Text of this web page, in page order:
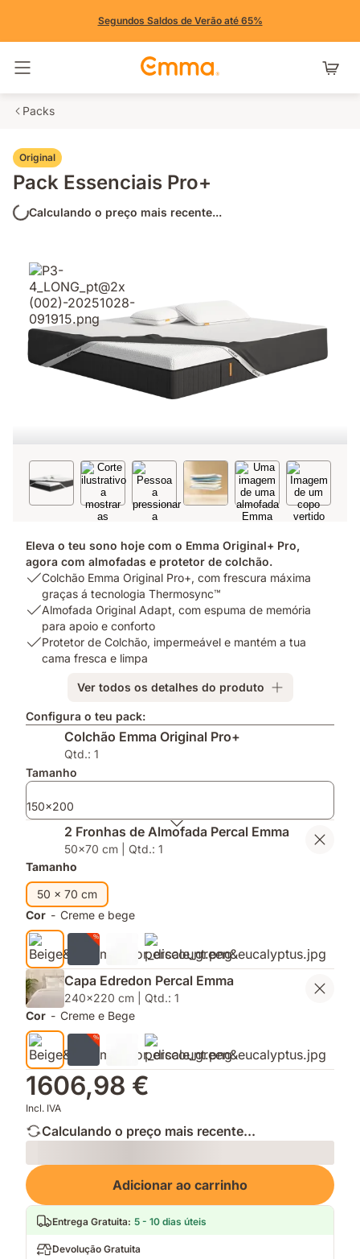
Segundos Saldos de Verão até 65%
Packs
Original
Pack Essenciais Pro+
Calculando o preço mais recente...
Eleva o teu sono hoje com o Emma Original+ Pro,
agora com almofadas e protetor de colchão.
USP
Colchão
Emma
Original
Pro+,
graças
tecnologia
Thermosync™
Colchão Emma Original Pro+, com frescura máxima
graças á tecnologia Thermosync™
USP
Almofada
Original
de
memória
apoio
e
conforto
Almofada Original Adapt, com espuma de memória
para apoio e conforto
USP
impermeável
mantém
a
tua
cama
fresca
Protetor de Colchão, impermeável e mantém a tua
cama fresca e limpa
Ver todos os detalhes do produto
Configura o teu pack:
Colchão Emma Original Pro+
Qtd.: 1
Tamanho
150x200
2 Fronhas de Almofada Percal Emma
50x70 cm | Qtd.: 1
Tamanho
50 x 70 cm
Cor - Creme e bege
Capa Edredon Percal Emma
240x220 cm | Qtd.: 1
Cor - Creme e Bege
1606,98 €
Incl. IVA
Calculando o preço mais recente...
Loading
Adicionar ao carrinho
Entrega Gratuita: 5 - 10 dias úteis
Devolução Gratuita